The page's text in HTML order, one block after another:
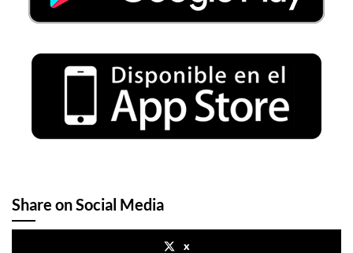
Share on Social Media
x